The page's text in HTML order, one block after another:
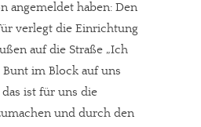
angemeldet haben: Den
verlegt die Einrichtung
auf die Straße „Ich
Bunt im Block auf uns
ist für uns die
und durch den